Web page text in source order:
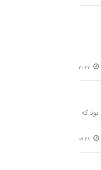
20:27
بود که
09:48